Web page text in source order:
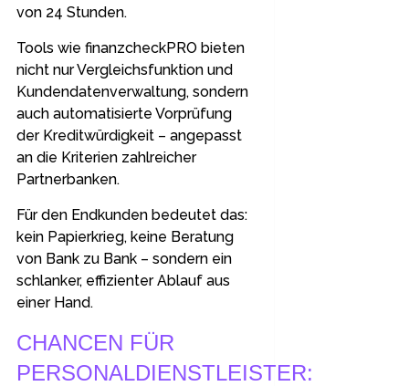
von 24 Stunden.
Tools wie finanzcheckPRO bieten
nicht nur Vergleichsfunktion und
Kundendatenverwaltung, sondern
auch automatisierte Vorprüfung
der Kreditwürdigkeit – angepasst
an die Kriterien zahlreicher
Partnerbanken.
Für den Endkunden bedeutet das:
kein Papierkrieg, keine Beratung
von Bank zu Bank – sondern ein
schlanker, effizienter Ablauf aus
einer Hand.
CHANCEN FÜR
PERSONALDIENSTLEISTER: